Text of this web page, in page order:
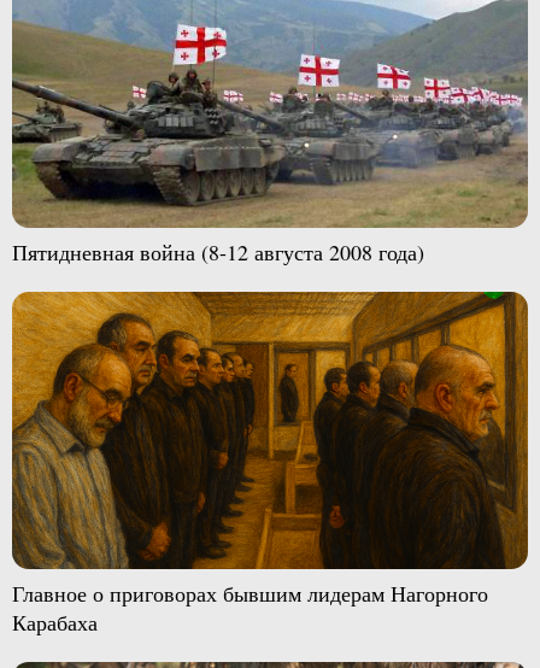
Пятидневная война (8-12 августа 2008 года)
Главное о приговорах бывшим лидерам Нагорного
Карабаха